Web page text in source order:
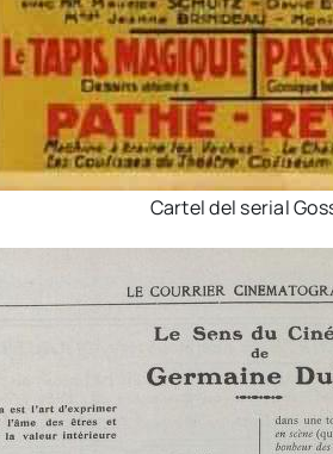
Cartel del serial